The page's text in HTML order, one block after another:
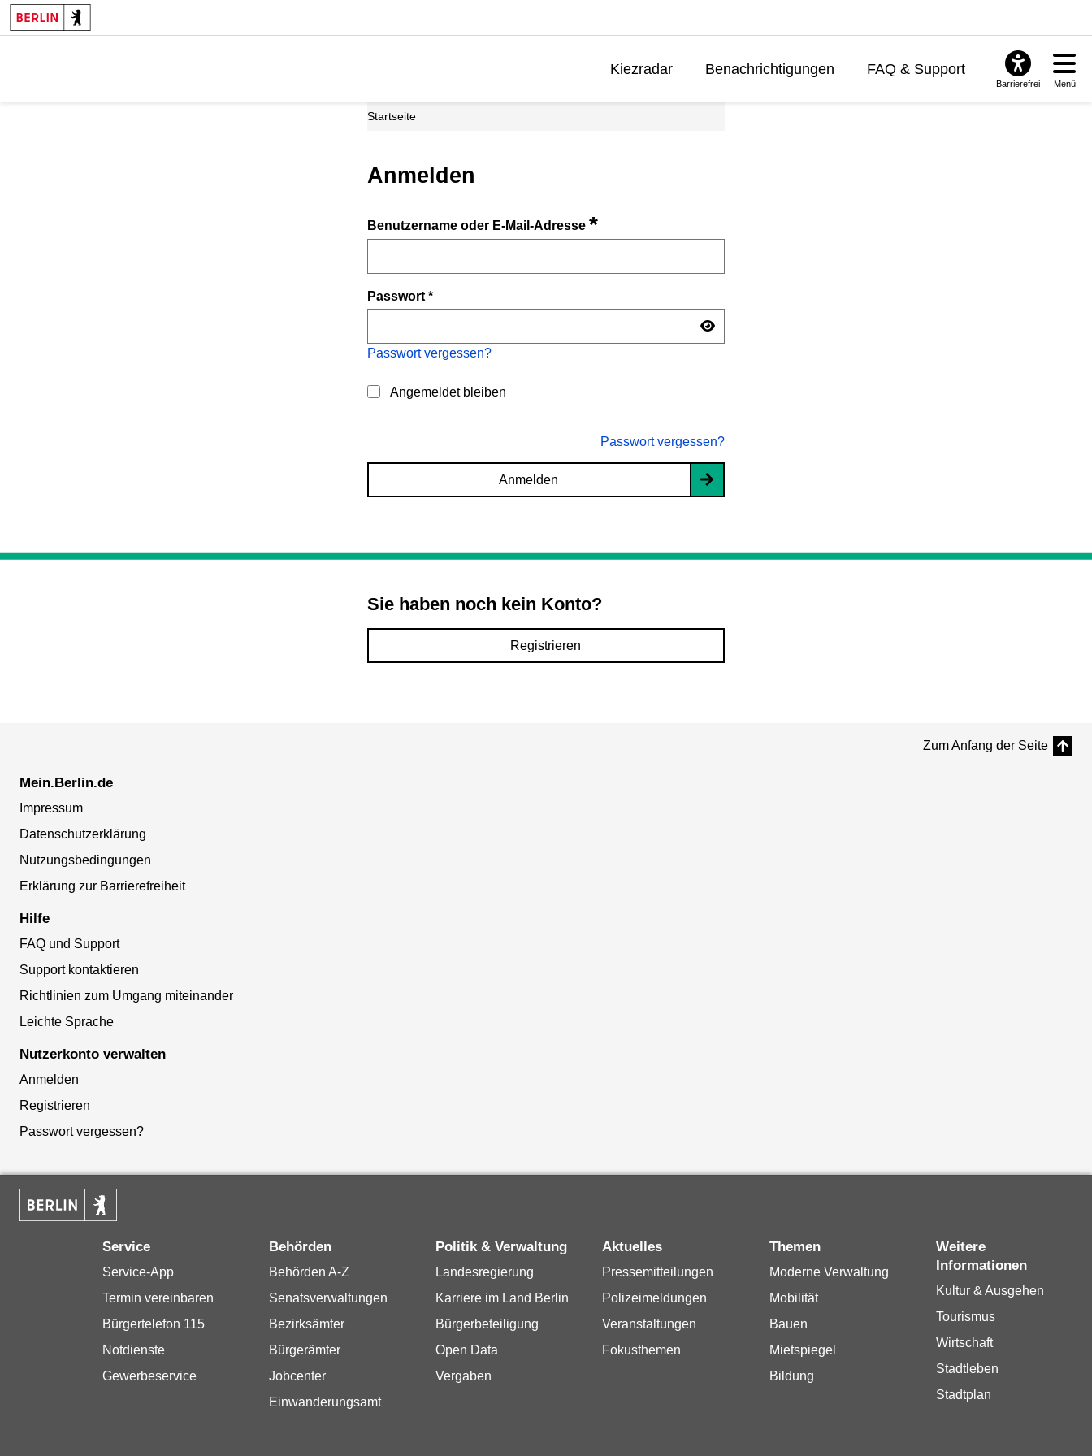
Kiezradar Benachrichtigungen FAQ & Support
Barrierefrei Menü
Startseite
Anmelden
Benutzername oder E-Mail-Adresse*
Passwort*
Passwort vergessen?
Angemeldet bleiben
Passwort vergessen?
Anmelden
Sie haben noch kein Konto?
Registrieren
Zum Anfang der Seite
Mein.Berlin.de
Impressum
Datenschutzerklärung
Nutzungsbedingungen
Erklärung zur Barrierefreiheit
Hilfe
FAQ und Support
Support kontaktieren
Richtlinien zum Umgang miteinander
Leichte Sprache
Nutzerkonto verwalten
Anmelden
Registrieren
Passwort vergessen?
Service
Service-App
Termin vereinbaren
Bürgertelefon 115
Notdienste
Gewerbeservice
Behörden
Behörden A-Z
Senatsverwaltungen
Bezirksämter
Bürgerämter
Jobcenter
Einwanderungsamt
Politik & Verwaltung
Landesregierung
Karriere im Land Berlin
Bürgerbeteiligung
Open Data
Vergaben
Aktuelles
Pressemitteilungen
Polizeimeldungen
Veranstaltungen
Fokusthemen
Themen
Moderne Verwaltung
Mobilität
Bauen
Mietspiegel
Bildung
Weitere
Informationen
Kultur & Ausgehen
Tourismus
Wirtschaft
Stadtleben
Stadtplan